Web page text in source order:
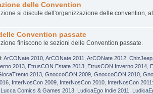
delle Convention
si discute dell'organizzazione delle convention,
Convention passate
finiscono le sezioni delle Convention passate.
:ArCONate 2010 ,ArCONate 2011 ,ArCONate 2012 ,
2013 EtrusCON Estate 2013 EtrusCON Inverno 2014
2013 ,GnoccoCON 2009 ,GnoccoCON 2010 ,
InterNosCon 2009 InterNosCon 2010 InterNosCon
Lucca Comics & Games 2013 LudicaEgo Indie 2011